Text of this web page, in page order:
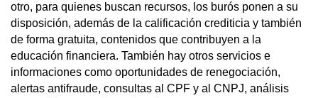
otro, para quienes buscan recursos, los burós ponen a su
disposición, además de la calificación crediticia y también
de forma gratuita, contenidos que contribuyen a la
educación financiera. También hay otros servicios e
informaciones como oportunidades de renegociación,
alertas antifraude, consultas al CPF y al CNPJ, análisis